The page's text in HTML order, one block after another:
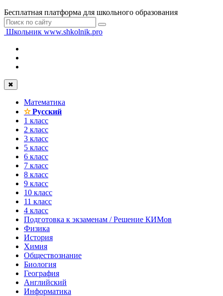
Бесплатная платформа для школьного образования
Школьник www.shkolnik.pro
✖
Математика
✫Русский
1 класс
2 класс
3 класс
5 класс
6 класс
7 класс
8 класс
9 класс
10 класс
11 класс
4 класс
Подготовка к экзаменам / Решение КИМов
Физика
История
Химия
Обществознание
Биология
География
Английский
Информатика